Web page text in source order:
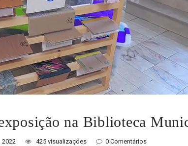
na Biblioteca
2022 425 visualizações 0 Comentários